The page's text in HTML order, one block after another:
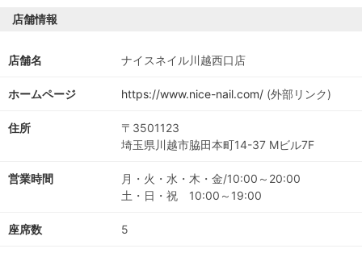
店舗情報
店舗名 ナイスネイル川越西口店
ホームページ https://www.nice-nail.com/ (外部リンク)
住所
〒3501123
埼玉県川越市脇田本町14-37 Mビル7F
営業時間
月・火・水・木・金/10:00～20:00
土・日・祝 10:00～19:00
座席数 5